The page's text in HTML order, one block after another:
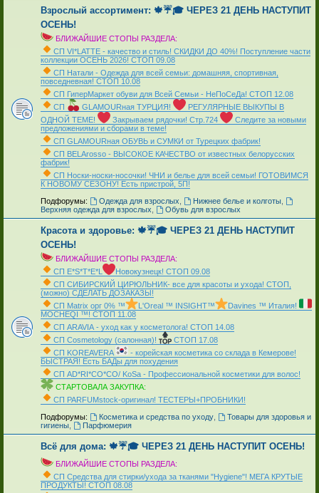
Взрослый ассортимент: 🍁☔🎓 ЧЕРЕЗ 21 ДЕНЬ НАСТУПИТ
ОСЕНЬ!
БЛИЖАЙШИЕ СТОПЫ РАЗДЕЛА:
СП VI*LATTE - качество и стиль! СКИДКИ ДО 40%! Поступление части
коллекции ОСЕНЬ 2026! СТОП 09.08
СП Натали - Одежда для всей семьи: домашняя, спортивная,
повседневная! СТОП 10.08
СП ГиперМаркет обуви для Всей Семьи - НеПоСеДа! СТОП 12.08
СП
GLAMOURная ТУРЦИЯ!
РЕГУЛЯРНЫЕ ВЫКУПЫ В
ОДНОЙ ТЕМЕ!
Закрываем рядочки! Стр.724
Следите за новыми
предложениями и сборами в теме!
СП GLAMOURная ОБУВЬ и СУМКИ от Турецких фабрик!
СП ВЕLАrosso - ВЫСОКОЕ КАЧЕСТВО от известных белорусских
фабрик!
СП Носки-носки-носочки! ЧНИ и белье для всей семьи! ГОТОВИМСЯ
К НОВОМУ СЕЗОНУ! Есть пристрой, 5П!
Подфорумы: Одежда для взрослых Нижнее белье и колготы,
Верхняя одежда для взрослых
Обувь для взрослых
Красота и здоровье: 🍁☔🎓 ЧЕРЕЗ 21 ДЕНЬ НАСТУПИТ
ОСЕНЬ!
БЛИЖАЙШИЕ СТОПЫ РАЗДЕЛА:
СП Е*S*T*Е*L
Новокузнецк! СТОП 09.08
СП СИБИРСКИЙ ЦИРЮЛЬНИК- все для красоты и ухода! СТОП,
(можно) СДЕЛАТЬ ДОЗАКАЗЫ!
СП Matrix орг 0% ™
L'Oreal ™ INSIGHT™
Davines ™ Италия!
MOCHEQI ™! СТОП 11.08
СП АRAVIА - уход как у косметолога! СТОП 14.08
СП Cosmetology (салонная)!
СТОП 17.08
СП KOREAVERA
- корейская косметика со склада в Кемерове!
БЫСТРАЯ! Есть БАДы для похудения
СП AD*RI*CO*CO/ KoSa - Профессиональной косметики для волос!
СТАРТОВАЛА ЗАКУПКА:
СП PARFUMstock-оригинал! ТЕСТЕРЫ+ПРОБНИКИ!
Подфорумы: Косметика и средства по уходу,
Товары для здоровья и
гигиены
Парфюмерия
Всё для дома: 🍁☔🎓 ЧЕРЕЗ 21 ДЕНЬ НАСТУПИТ ОСЕНЬ!
БЛИЖАЙШИЕ СТОПЫ РАЗДЕЛА:
СП Средства для стирки/ухода за тканями "Hygiene"! МЕГА КРУТЫЕ
ПРОДУКТЫ! СТОП 08.08